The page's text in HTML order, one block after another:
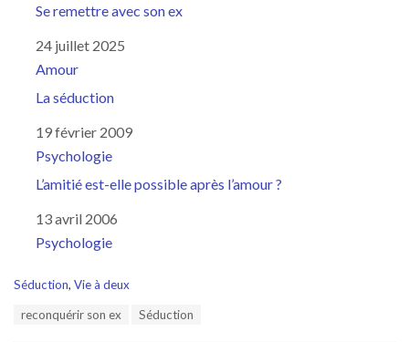
Se remettre avec son ex
Date
24 juillet 2025
Par rapport à
Amour
La séduction
Date
19 février 2009
Par rapport à
Psychologie
L’amitié est-elle possible après l’amour ?
Date
13 avril 2006
Par rapport à
Psychologie
C
Séduction, Vie à deux
Treconquérir son ex Séduction